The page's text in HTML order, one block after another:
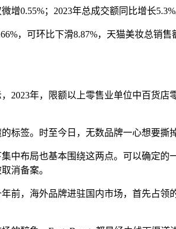
0.55%；2023年总成交额同比增长
，可环比下滑8.87%，天猫美妆总销
2023年，限额以上零售业单位中百货
标签。时至今日，无数品牌一心想要撕
中布局也基本围绕这两点。可以确定
消备案。
前，海外品牌进驻国内市场，首先占